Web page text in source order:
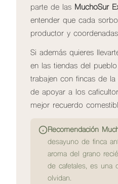
parte de las MuchoSur
entender que cada
productor y
Si además quieres
en las tiendas del
trabajen con fincas de
de apoyar a los
mejor recuerdo
Recomendación
desayuno de finca
aroma del grano
de cafetales, es una
olvidan.